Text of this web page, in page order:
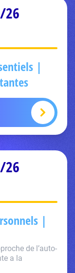
26
|
26
|
de l’auto-
a la